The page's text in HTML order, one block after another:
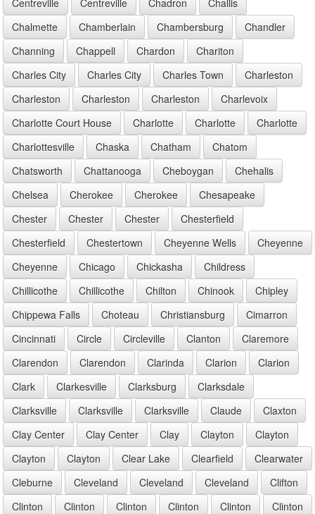
Chalmette
Chamberlain Chambersburg
Chandler
Channing
Chappell Chardon
Chariton
Charles City
Charles City Charles Town
Charleston
Charleston
Charleston Charleston
Charlevoix
Charlotte Court House
Charlotte Charlotte
Charlotte
Charlottesville
Chaska Chatham
Chatom
Chatsworth
Chattanooga Cheboygan
Chehalis
Chelsea
Cherokee Cherokee
Chesapeake
Chester
Chester Chester
Chesterfield
Chesterfield
Chestertown Cheyenne Wells
Cheyenne
Cheyenne
Chicago Chickasha
Childress
Chillicothe
Chillicothe Chilton Chinook
Chipley
Chippewa Falls
Choteau Christiansburg
Cimarron
Cincinnati
Circle Circleville Clanton
Claremore
Clarendon
Clarendon Clarinda Clarion
Clarion
Clark
Clarkesville Clarksburg
Clarksdale
Clarksville
Clarksville Clarksville Claude
Claxton
Clay Center
Clay Center Clay Clayton
Clayton
Clayton
Clayton Clear Lake Clearfield
Clearwater
Cleburne
Cleveland Cleveland Cleveland
Clifton
Clinton
Clinton Clinton Clinton Clinton
Clinton